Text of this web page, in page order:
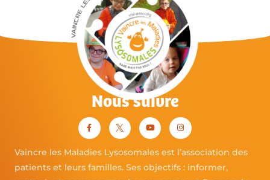
Nous suivre
Vaincre les Maladies Lysosomales est l’association des
patients et leurs familles. Ses objectifs : informer,